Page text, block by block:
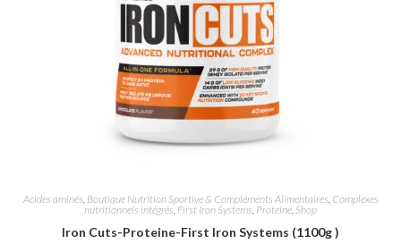
Acides aminés, Boutique Nutrition Sportive & Compléments Alimentaires, Complexes
nutritionnels intégrés, First Iron Systems, Proteine, Shop
Iron Cuts-Proteine-First Iron Systems (1100g )